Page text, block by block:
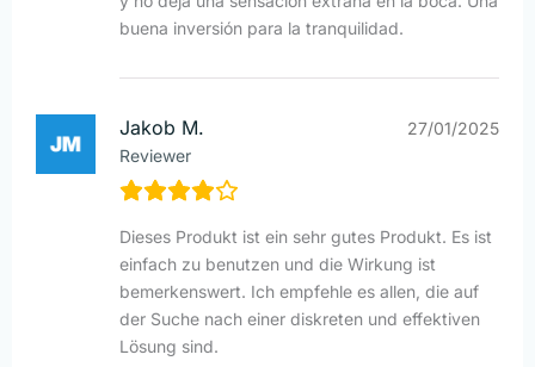
buena inversión para la tranquilidad.
Jakob M.
Reviewer
27/01/2025
Dieses Produkt ist ein sehr gutes Produkt. Es ist
einfach zu benutzen und die Wirkung ist
bemerkenswert. Ich empfehle es allen, die auf
der Suche nach einer diskreten und effektiven
Lösung sind.